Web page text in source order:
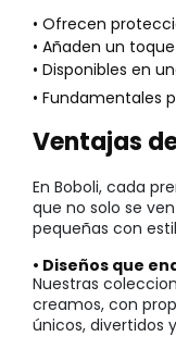
• Ofrecen
• Añaden un
• Disponibles en
• Fundamentales
Ventajas
En Boboli, cada
que no solo se
pequeñas con
• Diseños que
Nuestras
creamos, con
únicos, divertidos